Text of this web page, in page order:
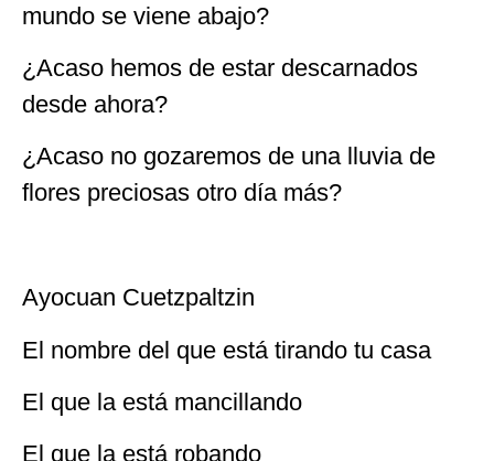
mundo se viene abajo?
¿Acaso hemos de estar descarnados
desde ahora?
¿Acaso no gozaremos de una lluvia de
flores preciosas otro día más?
Ayocuan Cuetzpaltzin
El nombre del que está tirando tu casa
El que la está mancillando
El que la está robando